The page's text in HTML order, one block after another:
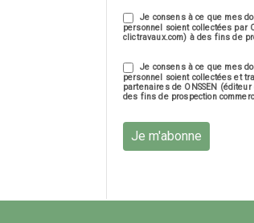
Je consens à ce que mes
personnel soient collectées par
clictravaux.com) à des fins de
Je consens à ce que mes
personnel soient collectées et
partenaires de ONSSEN
des fins de prospection
Je m'abonne